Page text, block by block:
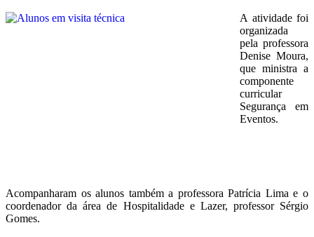
A atividade foi
organizada
pela professora
Denise Moura,
que ministra a
componente
curricular
Segurança em
Eventos.
Acompanharam os alunos também a professora Patrícia Lima e o
coordenador da área de Hospitalidade e Lazer, professor Sérgio
Gomes.